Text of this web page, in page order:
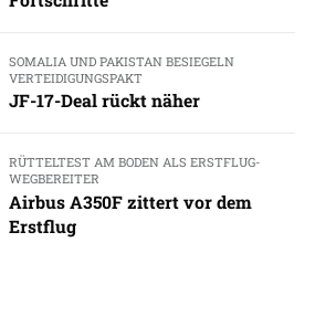
SOMALIA UND PAKISTAN BESIEGELN
VERTEIDIGUNGSPAKT
JF-17-Deal rückt näher
RÜTTELTEST AM BODEN ALS ERSTFLUG-
WEGBEREITER
Airbus A350F zittert vor dem
Erstflug